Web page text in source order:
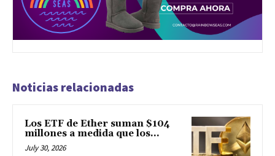
Noticias relacionadas
Los ETF de Ether suman $104
millones a medida que los...
July 30, 2026